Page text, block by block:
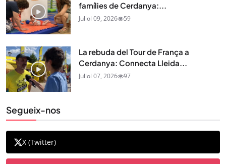
famílies de Cerdanya:...
Juliol 09, 2026 59
La rebuda del Tour de França a
Cerdanya: Connecta Lleida...
Juliol 07, 2026 97
Segueix-nos
X (Twitter)